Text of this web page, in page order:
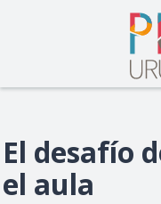
El desafío
el aula